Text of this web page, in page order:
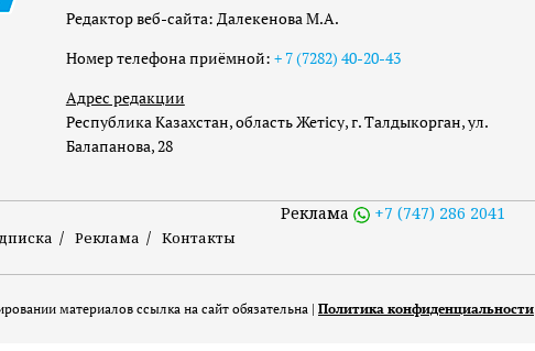
Редактор веб-сайта: Далекенова М.А.
Номер телефона приёмной: + 7 (7282) 40-20-43
Адрес редакции
Республика Казахстан, область Жетісу, г. Талдыкорган, ул.
Балапанова, 28
Реклама Контакты
Реклама +7 (747) 286 2041
материалов ссылка на сайт обязательна | Политика конфиденциальности